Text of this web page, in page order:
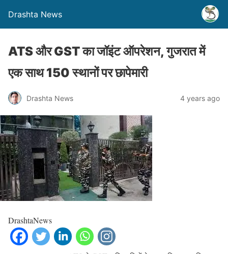
Drashta News
ATS और GST का जॉइंट ऑपरेशन, गुजरात में
एक साथ 150 स्थानों पर छापेमारी
Drashta News 4 years ago
DrashtaNews